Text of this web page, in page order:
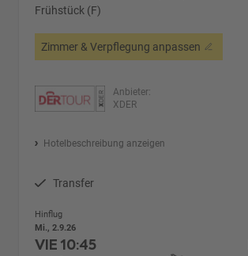
Frühstück (F)
Zimmer & Verpflegung anpassen
Anbieter:
XDER
Hotelbeschreibung anzeigen
Transfer
Hinflug
Mi., 2.9.26
VIE10:45